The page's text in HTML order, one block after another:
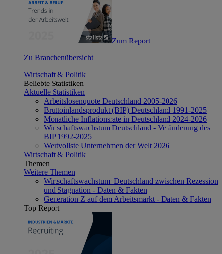
Zum Report
Zu Branchenübersicht
Wirtschaft & Politik
Beliebte Statistiken
Aktuelle Statistiken
Arbeitslosenquote Deutschland 2005-2026
Bruttoinlandsprodukt (BIP) Deutschland 1991-2025
Monatliche Inflationsrate in Deutschland 2024-2026
Wirtschaftswachstum Deutschland - Veränderung des
BIP 1992-2025
Wertvollste Unternehmen der Welt 2026
Wirtschaft & Politik
Themen
Weitere Themen
Wirtschaftswachstum: Deutschland zwischen Rezession
und Stagnation - Daten & Fakten
Generation Z auf dem Arbeitsmarkt - Daten & Fakten
Top Report